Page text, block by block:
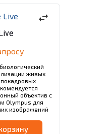
swap_horiz
живых
объектив с
Olympus для
изображений